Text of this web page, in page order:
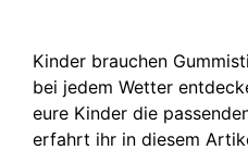
Kinder brauchen
bei jedem Wetter
eure Kinder die
erfahrt ihr in diesem